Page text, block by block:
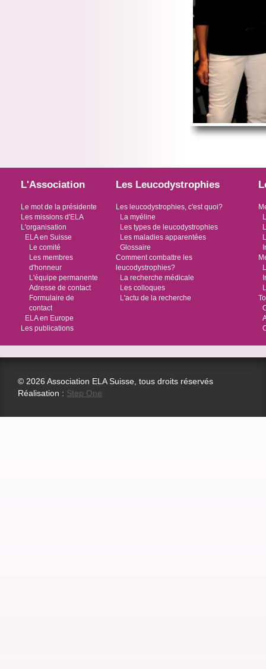
L'Association
Le mot de la présidente
Les missions d'ELA
L'organisation
ELA en Suisse
Le comité
Les membres
d'honneur
L'équipe permanente
Adresse de contact
Formulaire de
contact
ELA en Europe
Les publications
Les Leucodystrophies
Les leucodystrophies, c'est quoi?
La myéline
Les types de leucodystrophies
Les maladies apparentées
Glossaire
Comment combattre les
leucodystrophies?
La recherche médicale
Les colloques
L'actu de la recherche
© 2026 Association ELA Suisse, tous droits réservés
Réalisation : Step One